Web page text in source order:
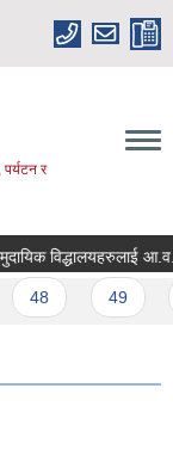
र
विद्धालयहरुलाई आ.व.